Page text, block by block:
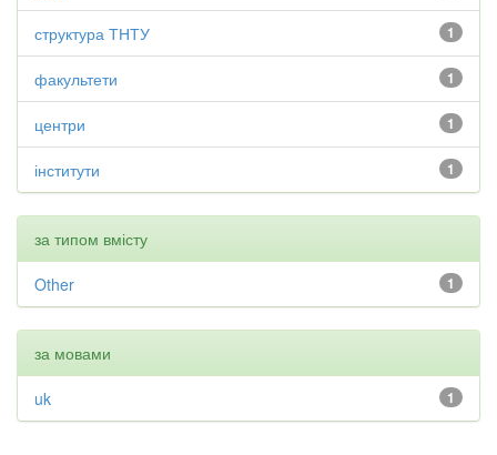
1
структура ТНТУ
1
факультети
1
центри
1
інститути
за типом вмісту
1
Other
за мовами
1
uk